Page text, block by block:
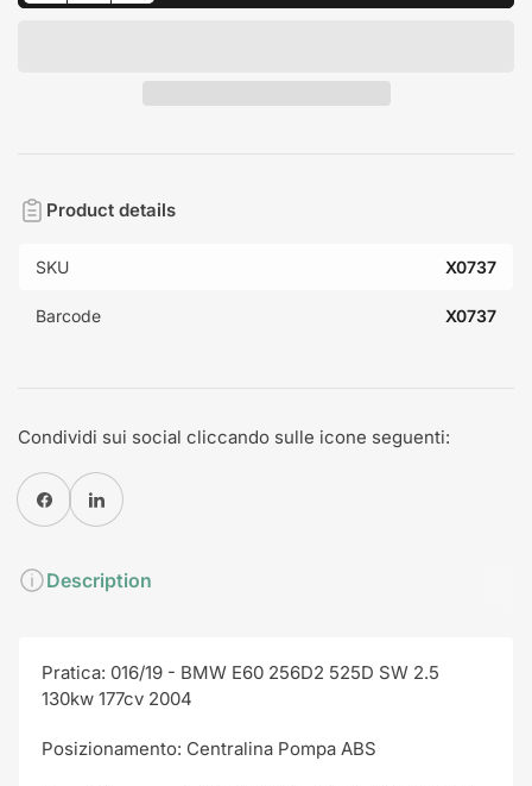
Product details
SKU X0737
Barcode X0737
Condividi sui social cliccando sulle icone seguenti:
Condividi su FacebookCondividi su Pinterest
Description
Pratica: 016/19 - BMW E60 256D2 525D SW 2.5
130kw 177cv 2004
Posizionamento: Centralina Pompa ABS